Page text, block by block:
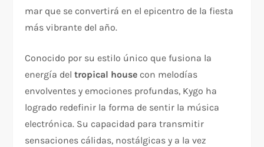
mar que se convertirá en el epicentro de la fiesta
más vibrante del año.
Conocido por su estilo único que fusiona la
energía deltropical house con melodías
envolventes y emociones profundas, Kygo ha
logrado redefinir la forma de sentir la música
electrónica. Su capacidad para transmitir
sensaciones cálidas, nostálgicas y a la vez